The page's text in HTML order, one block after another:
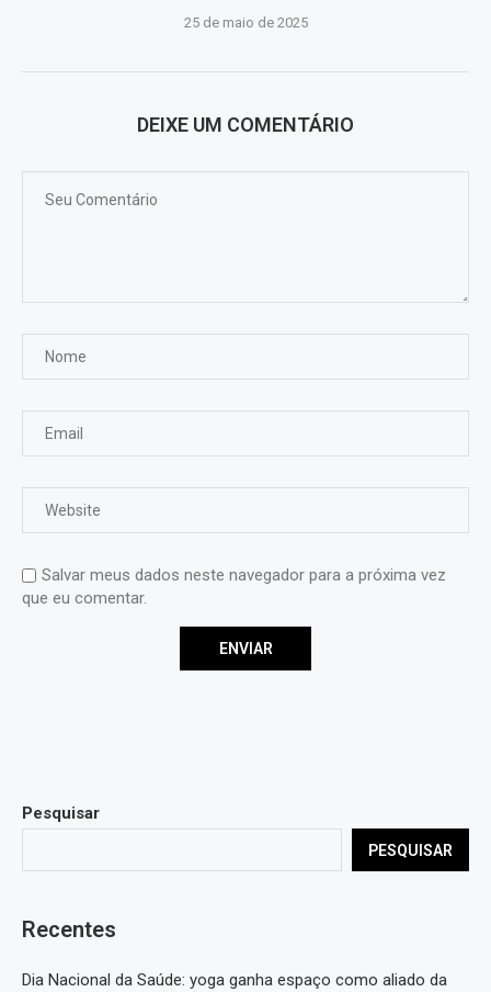
25 de maio de 2025
DEIXE UM COMENTÁRIO
Salvar meus dados neste navegador para a próxima vez
que eu comentar.
Pesquisar
PESQUISAR
Recentes
Dia Nacional da Saúde: yoga ganha espaço como aliado da